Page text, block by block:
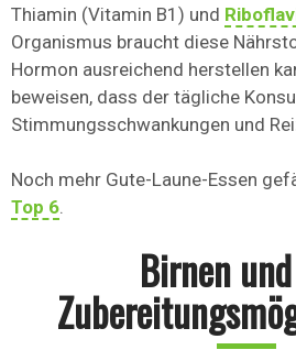
Thiamin (Vitamin B1) und
Organismus braucht diese
Hormon ausreichend herstellen
beweisen, dass der tägliche
Stimmungsschwankungen und
Noch mehr Gute-Laune-Essen
Top 6.
Birnen